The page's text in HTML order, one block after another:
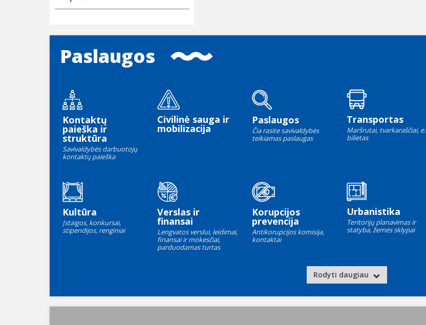
Paslaugos
Kontaktų
paieška ir
struktūra
Savivaldybės darbuotojų
kontaktų paieška
Civilinė sauga ir
mobilizacija
Paslaugos
Čia rasite savivaldybės
teikiamas paslaugas
Transportas
Maršrutai, tvarkaraščiai, e.
bilietas
Kultūra
Įstaigos, konkursai,
stipendijos, renginiai
Verslas ir
finansai
Lengvatos verslui, leidimai,
finansai ir mokesčiai,
parduodamas turtas
Korupcijos
prevencija
Antikorupcijos komisija,
kontaktai
Urbanistika
Teritorijų planavimas ir
statyba, žemės sklypai
Rodyti daugiau